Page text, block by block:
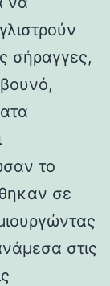
σήραγγες,
το
σε
στις